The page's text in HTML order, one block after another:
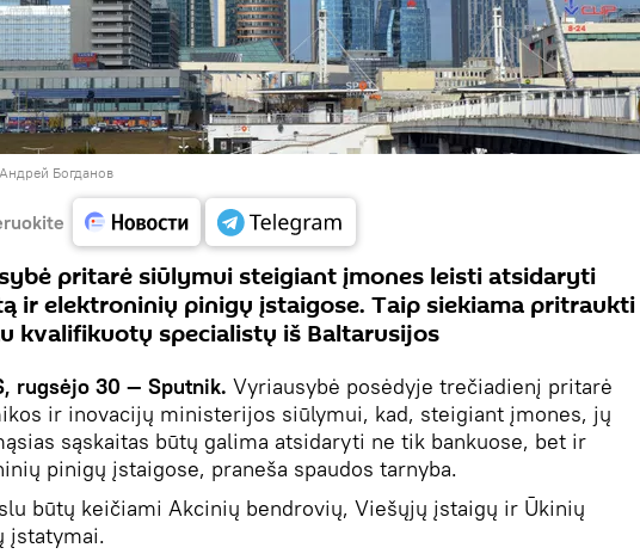
Богданов
pritarė siūlymui steigiant įmones leisti atsidaryti
ir elektroninių pinigų įstaigose. Taip siekiama pritraukti
kvalifikuotų specialistų iš Baltarusijos
rugsėjo 30 — Sputnik. Vyriausybė posėdyje trečiadienį pritarė
ir inovacijų ministerijos siūlymui, kad, steigiant įmones, jų
sąskaitas būtų galima atsidaryti ne tik bankuose, bet ir
pinigų įstaigose, praneša spaudos tarnyba.
būtų keičiami Akcinių bendrovių, Viešųjų įstaigų ir Ūkinių
įstatymai.